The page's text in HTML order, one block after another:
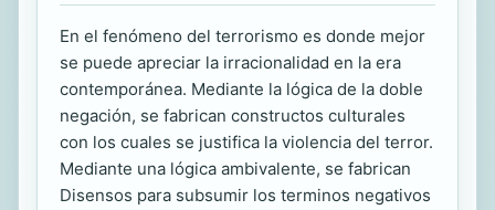
En el fenómeno del terrorismo es donde mejor
se puede apreciar la irracionalidad en la era
contemporánea. Mediante la lógica de la doble
negación, se fabrican constructos culturales
con los cuales se justifica la violencia del terror.
Mediante una lógica ambivalente, se fabrican
Disensos para subsumir los terminos negativos